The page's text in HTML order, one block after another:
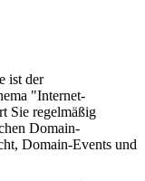
ist der
"Internet-
Sie regelmäßig
Domain-
Domain-Events und